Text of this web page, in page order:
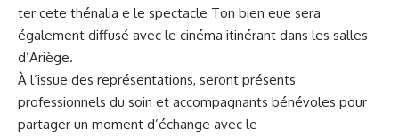
ter cete thénalia e le spectacle Ton bien eue sera
également diffusé avec le cinéma itinérant dans les salles
d’Ariège.
À l’issue des représentations, seront présents
professionnels du soin et accompagnants bénévoles pour
partager un moment d’échange avec le